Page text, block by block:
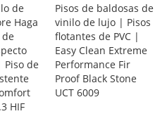
de
Haga
de
HIF
Pisos de baldosas de
vinilo de lujo | Pisos
flotantes de PVC |
Easy Clean Extreme
Performance Fir
Proof Black Stone
UCT 6009